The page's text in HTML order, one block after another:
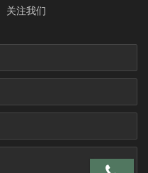
关注我们